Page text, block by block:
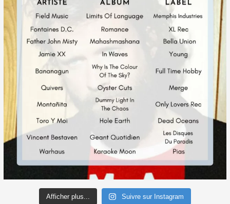
Afficher plus... Suivre sur Instagram